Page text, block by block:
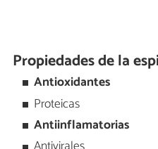
Propiedades de la
Antioxidantes
Proteicas
Antiinflamatorias